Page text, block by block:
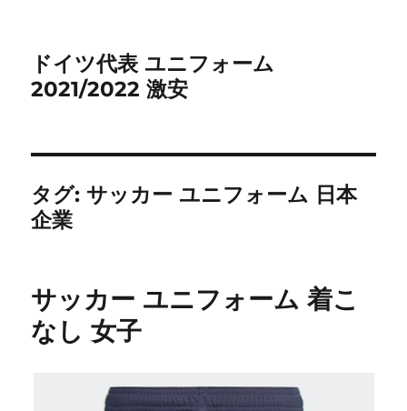
ドイツ代表 ユニフォーム
2021/2022 激安
タグ: サッカー ユニフォーム 日本
企業
サッカー ユニフォーム 着こ
なし 女子